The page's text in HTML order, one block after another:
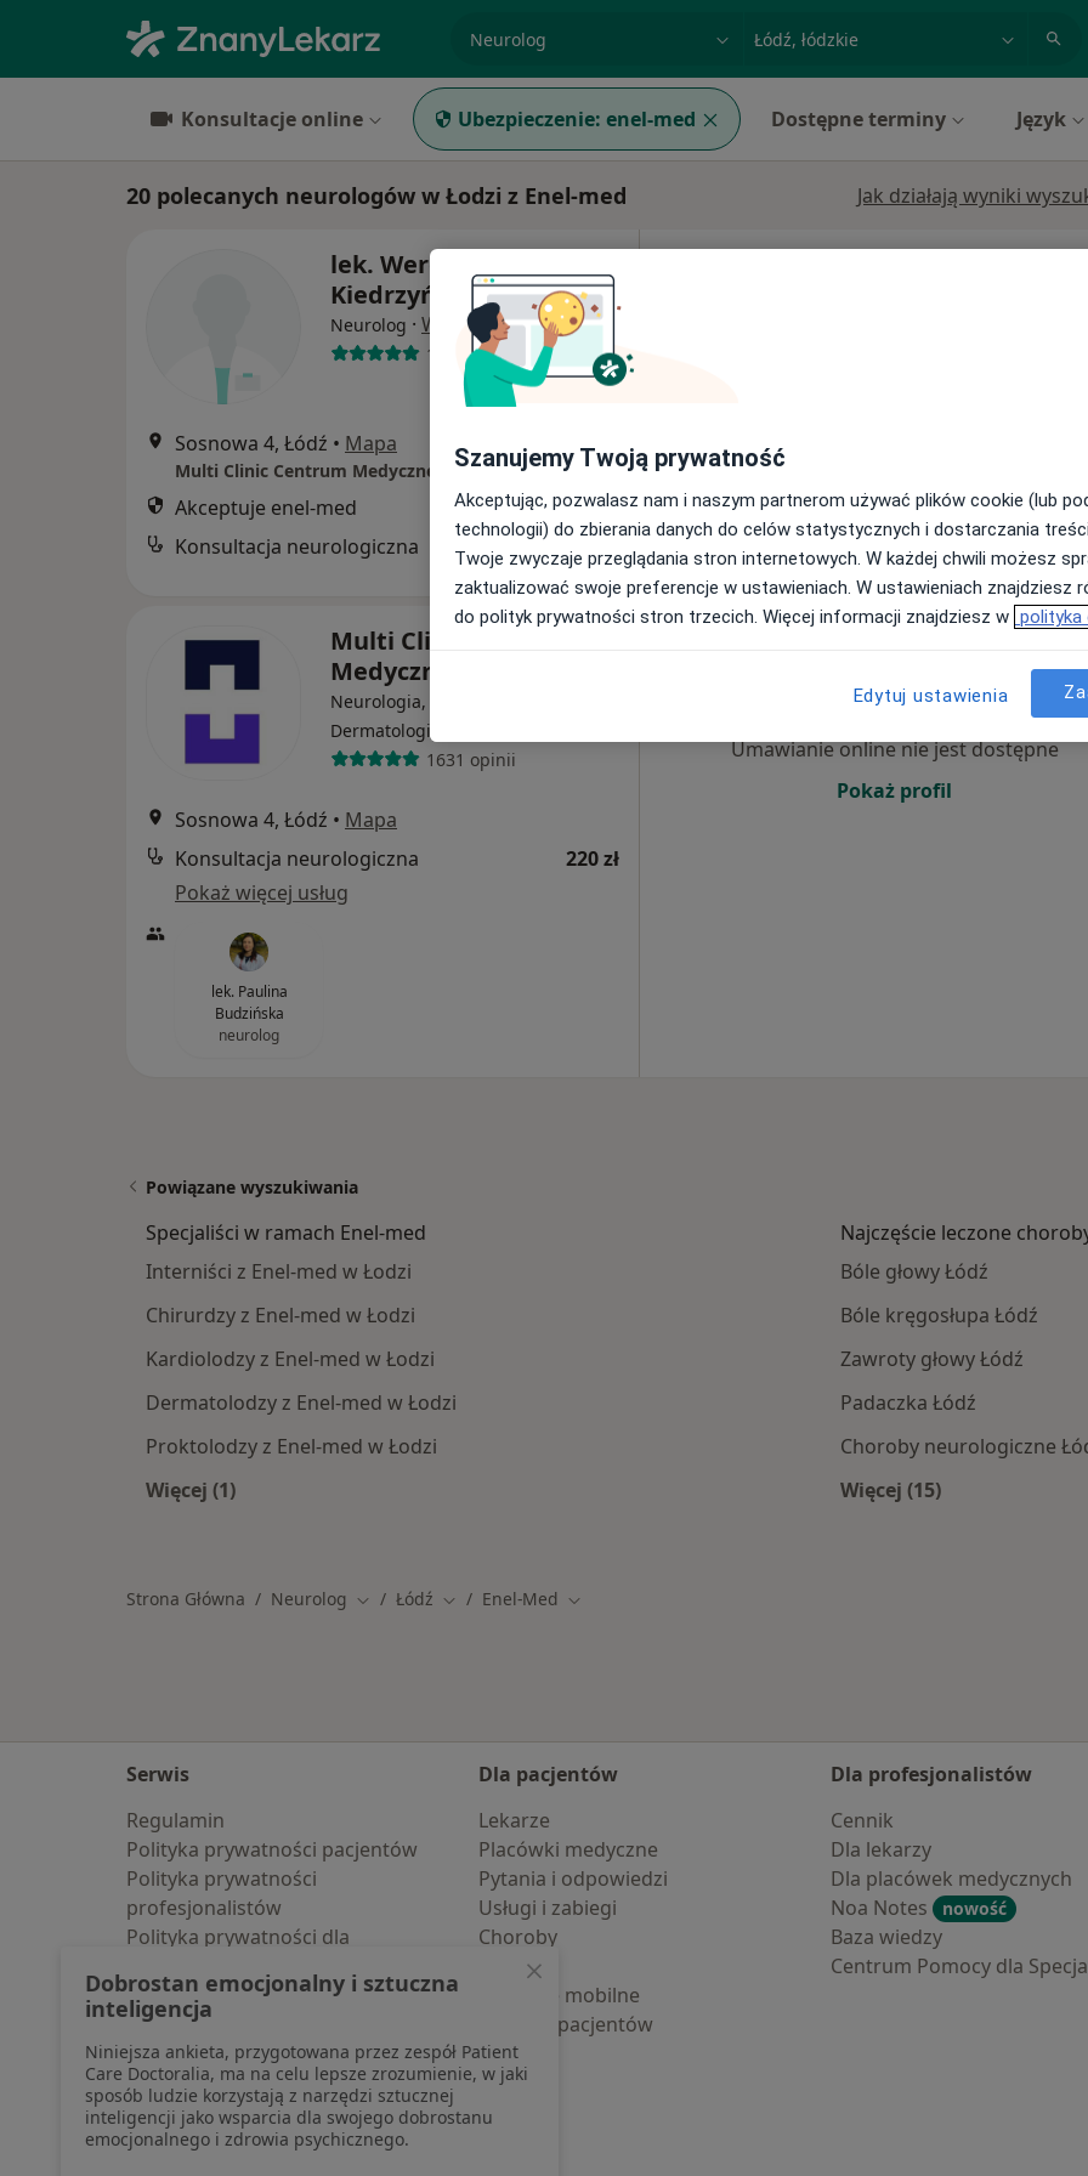
specjalizacja, badanie lub nazwiskomiasto lub dzielnica
Konsultacje online Ubezpieczenie: enel-med Dostępne terminy Język
20 polecanych neurologów w Łodzi z Enel-med Jak działają wyniki
lek. Weronika
Kiedrzyńska
Neurolog · Więcej
1 opinia
Sosnowa 4, Łódź • Mapa
Multi Clinic Centrum Medyczne Księży Młyn
Akceptuje enel-med
Konsultacja neurologiczna
250 zł
Multi Clinic Centrum
Medyczne Księży Młyn
Neurologia, Ginekologia,
Dermatologia
1631 opinii
Sosnowa 4, Łódź • Mapa
Konsultacja neurologiczna
220 zł
Pokaż więcej usług
lek. Paulina
Budzińska
neurolog
10 Sie
Umawianie online nie jest dostępne
Pokaż profil
Powiązane wyszukiwania
Specjaliści w ramach Enel-med
Interniści z Enel-med w Łodzi
Chirurdzy z Enel-med w Łodzi
Kardiolodzy z Enel-med w Łodzi
Dermatolodzy z Enel-med w Łodzi
Proktolodzy z Enel-med w Łodzi
Więcej (1)
Najczęście leczone
Bóle głowy Łódź
Bóle kręgosłupa Łódź
Zawroty głowy Łódź
Padaczka Łódź
Choroby neurologiczne
Więcej (15)
Strona Główna Neurolog Zmień miasto
Łódź Zmień miasto
Enel-Med Zmień miasto
Serwis
Regulamin
Polityka prywatności pacjentów
Polityka prywatności
profesjonalistów
Polityka prywatności dla
pozyskaliśmy samodzielnie
Polityka cookies
Jak działają wyniki wyszukiwania
Dostępność
O nas
Praca Rekrutujemy!
Dla pacjentów
Lekarze
Placówki medyczne
Pytania i odpowiedzi
Usługi i zabiegi
Choroby
Pomoc
Aplikacje mobilne
Blog dla pacjentów
Dla profesjonalistów
Cennik
Dla lekarzy
Dla placówek medycznych
Noa Notes
nowość
Baza wiedzy
Centrum Pomocy dla
Szanujemy Twoją prywatność
Akceptując, pozwalasz nam i naszym partnerom używać plików cookie (lub
technologii) do zbierania danych do celów statystycznych i dostarczania
Twoje zwyczaje przeglądania stron internetowych. W każdej chwili możesz
zaktualizować swoje preferencje w ustawieniach. W ustawieniach znajdziesz
do polityk prywatności stron trzecich. Więcej informacji znajdziesz w polityka
Edytuj ustawienia
Dobrostan emocjonalny i sztuczna
inteligencja
Niniejsza ankieta, przygotowana przez zespół Patient
Care Doctoralia, ma na celu lepsze zrozumienie, w jaki
sposób ludzie korzystają z narzędzi sztucznej
inteligencji jako wsparcia dla swojego dobrostanu
emocjonalnego i zdrowia psychicznego.